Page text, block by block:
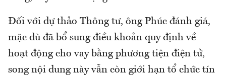
Đối với dự thảo Thông tư, ông Phúc đánh giá,
mặc dù đã bổ sung điều khoản quy định về
hoạt động cho vay bằng phương tiện điện tử,
song nội dung này vẫn còn giới hạn tổ chức tín